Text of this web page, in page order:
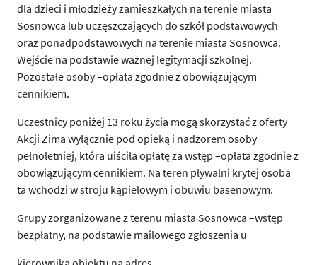
dla dzieci i młodzieży zamieszkałych na terenie miasta
Sosnowca lub uczęszczających do szkół podstawowych
oraz ponadpodstawowych na terenie miasta Sosnowca.
Wejście na podstawie ważnej legitymacji szkolnej.
Pozostałe osoby –opłata zgodnie z obowiązującym
cennikiem.
Uczestnicy poniżej 13 roku życia mogą skorzystać z oferty
Akcji Zima wyłącznie pod opieką i nadzorem osoby
pełnoletniej, która uiściła opłatę za wstęp –opłata zgodnie z
obowiązującym cennikiem. Na teren pływalni krytej osoba
ta wchodzi w stroju kąpielowym i obuwiu basenowym.
Grupy zorganizowane z terenu miasta Sosnowca –wstęp
bezpłatny, na podstawie mailowego zgłoszenia u